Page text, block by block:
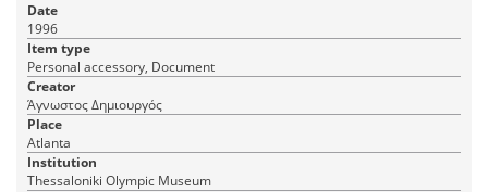
Date
1996
Item type
Personal accessory, Document
Creator
Άγνωστος Δημιουργός
Place
Atlanta
Institution
Thessaloniki Olympic Museum